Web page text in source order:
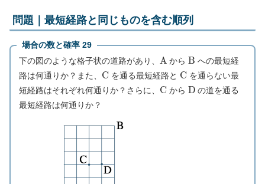
問題｜最短経路と同じものを含む順列
場合の数と確率 29
下の図のような格子状の道路があり、
A からB への最短経
路は何通りか？また、
C を通る最短経路と C を通らない最
短経路はそれぞれ何通りか？さらに、
C から D の道を通る
最短経路は何通りか？